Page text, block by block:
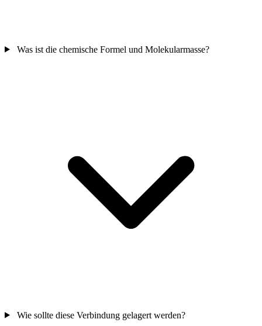
Was ist die chemische Formel und Molekularmasse?
Wie sollte diese Verbindung gelagert werden?